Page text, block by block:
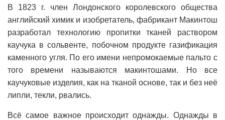
В 1823 г. член Лондонского королевского общества
английский химик и изобретатель, фабрикант Макинтош
разработал технологию пропитки тканей раствором
каучука в сольвенте, побочном продукте газификация
каменного угля. По его имени непромокаемые пальто с
того времени называются макинтошами. Но все
каучуковые изделия, как на тканой основе, так и без неё
липли, текли, рвались.
Всё самое важное происходит однажды. Однажды в